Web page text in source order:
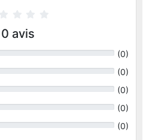
0 avis
(0)
(0)
(0)
(0)
(0)